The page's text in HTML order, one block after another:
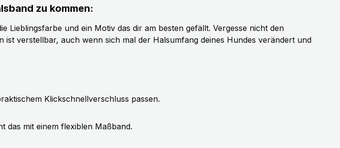
zu kommen:
Lieblingsfarbe und ein Motiv das dir am besten gefällt. Vergesse nicht den
verstellbar, auch wenn sich mal der Halsumfang deines Hundes verändert und
Klickschnellverschluss passen.
das mit einem flexiblen Maßband.